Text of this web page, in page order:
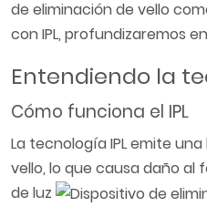
de eliminación de vello
con IPL, profundizaremos
Entendiendo la
Cómo funciona el IPL
La tecnología IPL emite
vello, lo que causa daño al
de luz